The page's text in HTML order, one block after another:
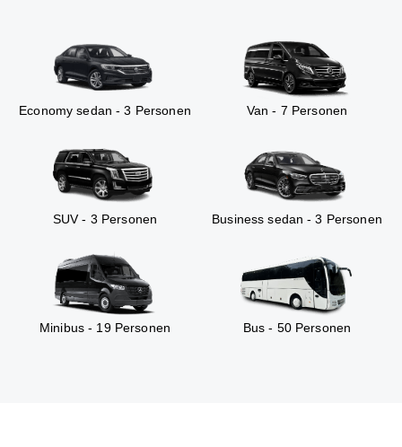
Economy sedan - 3 Personen Van - 7 Personen
SUV - 3 Personen Business sedan - 3 Personen
Minibus - 19 Personen Bus - 50 Personen